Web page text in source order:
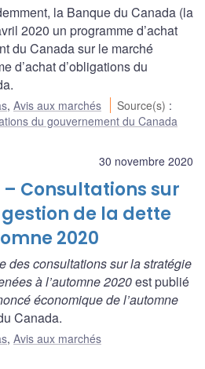
la Banque du Canada (la
2020 un programme d’achat
du Canada sur le marché
d’achat d’obligations du
, Avis aux marchés Source(s) :
du gouvernement du Canada
30 novembre 2020
Consultations sur
de la dette
2020
des consultations sur la stratégie
à l’automne 2020est publié
économique de l’automne
Canada.
, Avis aux marchés